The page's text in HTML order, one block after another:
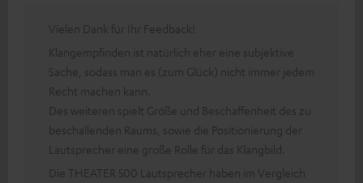
Vielen Dank für Ihr Feedback!
Klangempfinden ist natürlich eher eine subjektive
Sache, sodass man es (zum Glück) nicht immer jedem
Recht machen kann.
Des weiteren spielt Größe und Beschaffenheit des zu
beschallenden Raums, sowie die Positionierung der
Lautsprecher eine große Rolle für das Klangbild.
Die THEATER 500 Lautsprecher haben im Vergleich